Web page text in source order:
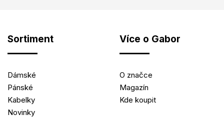
Sortiment
Dámské
Pánské
Kabelky
Novinky
Více o Gabor
O značce
Magazín
Kde koupit